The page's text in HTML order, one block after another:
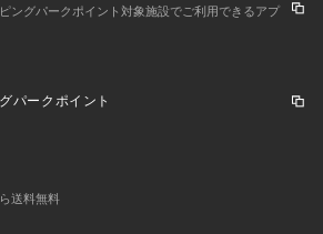
仕様で、すべて黒ニッケルで統一
シックで大人の雰囲気漂うレザートート
味を持ち、2004年のブランド設立以
ドアイコンに、「メイドインジャパン」
ングパークポイント対象施設でご利用できるアプ
パークポイント
送料無料